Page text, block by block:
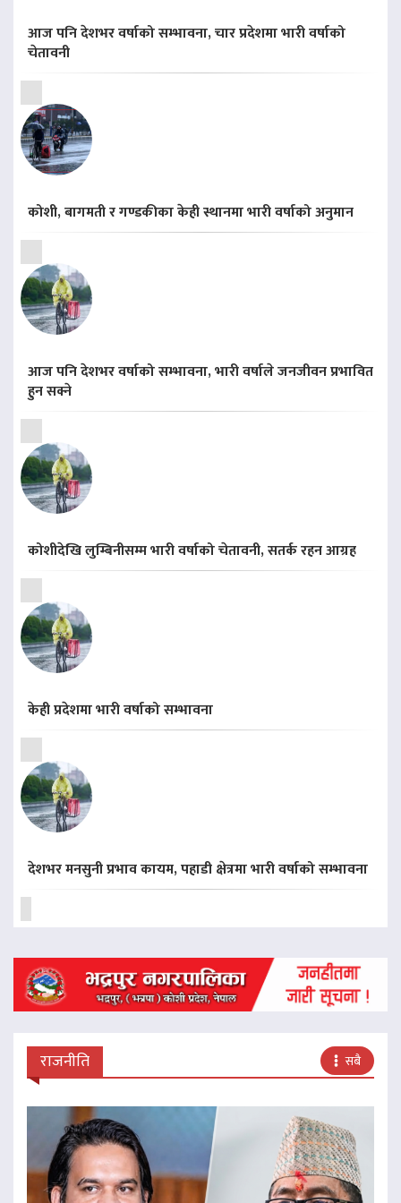
आज पनि देशभर वर्षाको सम्भावना, चार प्रदेशमा भारी वर्षाको
चेतावनी
कोशी, बागमती र गण्डकीका केही स्थानमा भारी वर्षाको अनुमान
आज पनि देशभर वर्षाको सम्भावना, भारी वर्षाले जनजीवन प्रभावित
हुन सक्ने
कोशीदेखि लुम्बिनीसम्म भारी वर्षाको चेतावनी, सतर्क रहन आग्रह
केही प्रदेशमा भारी वर्षाको सम्भावना
देशभर मनसुनी प्रभाव कायम, पहाडी क्षेत्रमा भारी वर्षाको सम्भावना
राजनीति सबै